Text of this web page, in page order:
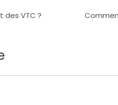
VTC ?